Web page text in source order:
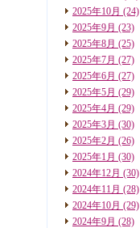
2025年10月 (24)
2025年9月 (23)
2025年8月 (25)
2025年7月 (27)
2025年6月 (27)
2025年5月 (29)
2025年4月 (29)
2025年3月 (30)
2025年2月 (26)
2025年1月 (30)
2024年12月 (30)
2024年11月 (28)
2024年10月 (29)
2024年9月 (28)